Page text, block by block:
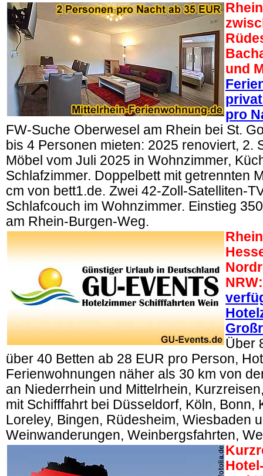
und
pro
FW-Suche Oberwesel am Rhein bei St.
bis 4 Personen mieten: 2025 renoviert, 2.
Möbel vom Juli 2025 in Wohnzimmer,
Schlafzimmer. Doppelbett mit getrennten
cm von bett1.de. Zwei 42-Zoll-Satelliten-
Schlafcouch im Wohnzimmer. Einstieg
am Rhein-Burgen-Weg.
NRW:
Über
über 40 Betten ab 28 EUR pro Person,
Ferienwohnungen näher als 30 km von
an Niederrhein und Mittelrhein,
mit Schifffahrt bei Düsseldorf, Köln, Bonn,
Loreley, Bingen, Rüdesheim, Wiesbaden
Weinwanderungen, Weinbergsfahrten,